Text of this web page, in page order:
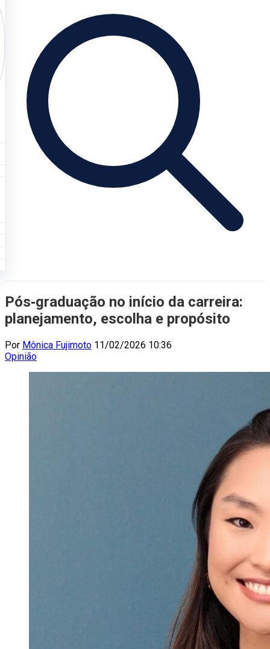
Pós‑graduação no início da carreira:
planejamento, escolha e propósito
Por Mônica Fujimoto 11/02/2026 10:36
Opinião